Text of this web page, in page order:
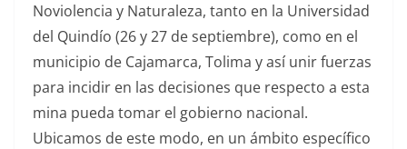
Noviolencia y Naturaleza, tanto en la Universidad
del Quindío (26 y 27 de septiembre), como en el
municipio de Cajamarca, Tolima y así unir fuerzas
para incidir en las decisiones que respecto a esta
mina pueda tomar el gobierno nacional.
Ubicamos de este modo, en un ámbito específico